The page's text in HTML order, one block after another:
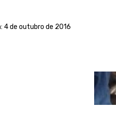
4 de outubro de 2016